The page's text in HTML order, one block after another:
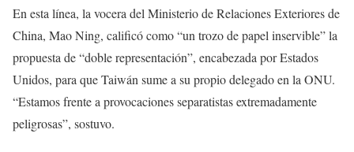
En esta línea, la vocera del Ministerio de Relaciones Exteriores de
China, Mao Ning, calificó como “un trozo de papel inservible” la
propuesta de “doble representación”, encabezada por Estados
Unidos, para que Taiwán sume a su propio delegado en la ONU.
“Estamos frente a provocaciones separatistas extremadamente
peligrosas”, sostuvo.